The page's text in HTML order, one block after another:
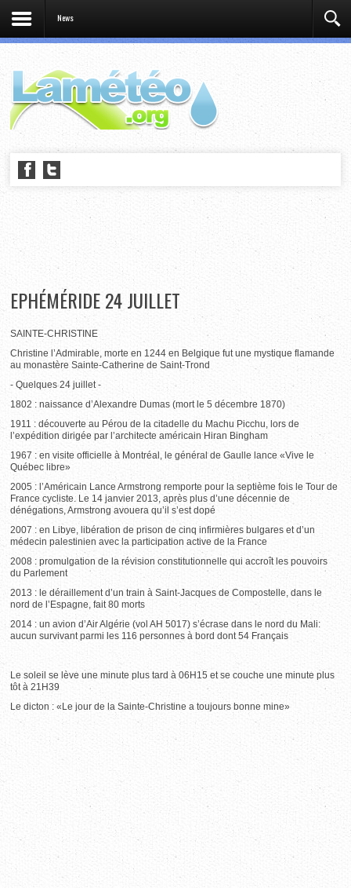
News
EPHÉMÉRIDE 24 JUILLET
SAINTE-CHRISTINE
Christine l’Admirable, morte en 1244 en Belgique fut une mystique flamande
au monastère Sainte-Catherine de Saint-Trond
- Quelques 24 juillet -
1802 : naissance d’Alexandre Dumas (mort le 5 décembre 1870)
1911 : découverte au Pérou de la citadelle du Machu Picchu, lors de
l’expédition dirigée par l’architecte américain Hiran Bingham
1967 : en visite officielle à Montréal, le général de Gaulle lance «Vive le
Québec libre»
2005 : l’Américain Lance Armstrong remporte pour la septième fois le Tour de
France cycliste. Le 14 janvier 2013, après plus d’une décennie de
dénégations, Armstrong avouera qu’il s’est dopé
2007 : en Libye, libération de prison de cinq infirmières bulgares et d’un
médecin palestinien avec la participation active de la France
2008 : promulgation de la révision constitutionnelle qui accroît les pouvoirs
du Parlement
2013 : le déraillement d’un train à Saint-Jacques de Compostelle, dans le
nord de l’Espagne, fait 80 morts
2014 : un avion d’Air Algérie (vol AH 5017) s’écrase dans le nord du Mali:
aucun survivant parmi les 116 personnes à bord dont 54 Français
Le soleil se lève une minute plus tard à 06H15 et se couche une minute plus
tôt à 21H39
Le dicton : «Le jour de la Sainte-Christine a toujours bonne mine»